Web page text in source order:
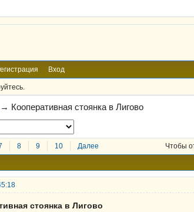
Вход
→ Кооперативная стоянка в Лигово
8 9 10 Далее Чтобы
стоянка в Лигово